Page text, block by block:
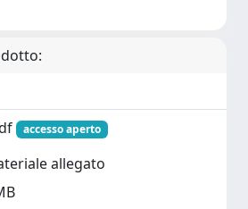
accesso aperto
allegato